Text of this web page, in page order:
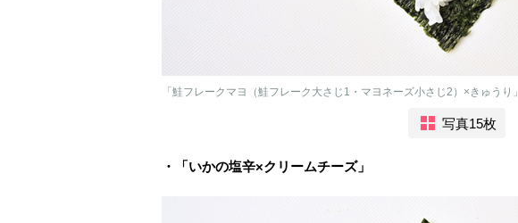
「鮭フレークマヨ（鮭フレーク大さじ1・マヨネーズ小さじ2）×きゅうり」
写真15枚
・「いかの塩辛×クリームチーズ」